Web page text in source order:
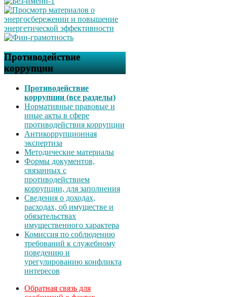
Противодействие
коррупции
Противодействие
коррупции (все разделы)
Нормативные правовые и
иные акты в сфере
противодействия коррупции
Антикоррупционная
экспертиза
Методические материалы
Формы документов,
связанных с
противодействием
коррупции, для заполнения
Сведения о доходах,
расходах, об имуществе и
обязательствах
имущественного характера
Комиссия по соблюдению
требований к служебному
поведению и
урегулированию конфликта
интересов
Обратная связь для